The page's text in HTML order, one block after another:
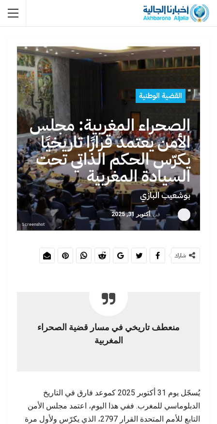
القضية الوطنية
الصحراء المغربية: مجلس
الأمن يعتمد قرارًا تاريخيًا
يكرّس الحكم الذاتي تحت
السيادة المغربية
بوشعيب البازي
في أكتوبر 31, 2025
Screenshot
شارك
منعطف تاريخي في مسار قضية الصحراء
المغربية
يُسجّل يوم 31 أكتوبر 2025 كموعد فارق في التاريخ
الدبلوماسي للمغرب. ففي هذا اليوم، اعتمد مجلس الأمن
التابع للأمم المتحدة القرار 2797، الذي يكرّس ولأول مرة